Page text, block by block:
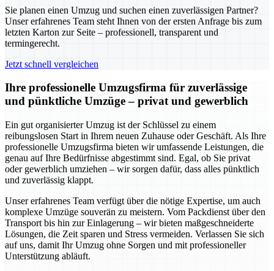
Sie planen einen Umzug und suchen einen zuverlässigen Partner?
Unser erfahrenes Team steht Ihnen von der ersten Anfrage bis zum
letzten Karton zur Seite – professionell, transparent und
termingerecht.
Jetzt schnell vergleichen
Ihre professionelle Umzugsfirma für zuverlässige
und pünktliche Umzüge – privat und gewerblich
Ein gut organisierter Umzug ist der Schlüssel zu einem
reibungslosen Start in Ihrem neuen Zuhause oder Geschäft. Als Ihre
professionelle Umzugsfirma bieten wir umfassende Leistungen, die
genau auf Ihre Bedürfnisse abgestimmt sind. Egal, ob Sie privat
oder gewerblich umziehen – wir sorgen dafür, dass alles pünktlich
und zuverlässig klappt.
Unser erfahrenes Team verfügt über die nötige Expertise, um auch
komplexe Umzüge souverän zu meistern. Vom Packdienst über den
Transport bis hin zur Einlagerung – wir bieten maßgeschneiderte
Lösungen, die Zeit sparen und Stress vermeiden. Verlassen Sie sich
auf uns, damit Ihr Umzug ohne Sorgen und mit professioneller
Unterstützung abläuft.